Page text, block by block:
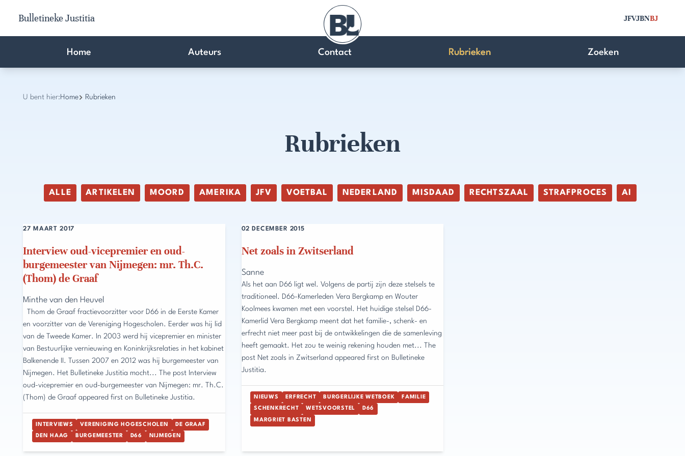
Bulletineke Justitia JFVJBNBJ
Home Auteurs Contact Rubrieken Zoeken
U bent hier: Home Rubrieken
Rubrieken
ALLE ARTIKELEN MOORD AMERIKA JFV VOETBAL NEDERLAND MISDAAD RECHTSZAAL STRAFPROCES AI
Interview oud-vicepremier en oud-
burgemeester van Nijmegen: mr. Th.C.
(Thom) de Graaf
27 MAART 2017
Minthe van den Heuvel
Thom de Graaf fractievoorzitter voor D66 in de Eerste Kamer
en voorzitter van de Vereniging Hogescholen. Eerder was hij lid
van de Tweede Kamer. In 2003 werd hij vicepremier en minister
van Bestuurlijke vernieuwing en Koninkrijksrelaties in het kabinet
Balkenende II. Tussen 2007 en 2012 was hij burgemeester van
Nijmegen. Het Bulletineke Justitia mocht... The post Interview
oud-vicepremier en oud-burgemeester van Nijmegen: mr. Th.C.
(Thom) de Graaf appeared first on Bulletineke Justitia.
INTERVIEWS VERENIGING HOGESCHOLEN DE GRAAF
DEN HAAG BURGEMEESTER D66 NIJMEGEN
Net zoals in Zwitserland
02 DECEMBER 2015
Sanne
Als het aan D66 ligt wel. Volgens de partij zijn deze stelsels te
traditioneel. D66-Kamerleden Vera Bergkamp en Wouter
Koolmees kwamen met een voorstel. Het huidige stelsel D66-
Kamerlid Vera Bergkamp meent dat het familie-, schenk- en
erfrecht niet meer past bij de ontwikkelingen die de samenleving
heeft gemaakt. Het zou te weinig rekening houden met... The
post Net zoals in Zwitserland appeared first on Bulletineke
Justitia.
NIEUWS ERFRECHT BURGERLIJKE WETBOEK FAMILIE
SCHENKRECHT WETSVOORSTEL D66
MARGRIET BASTEN